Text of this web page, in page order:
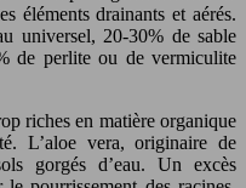
éléments drainants et aérés.
universel, 20-30% de sable
de perlite ou de vermiculite
riches en matière organique
L’aloe vera, originaire de
gorgés d’eau. Un excès